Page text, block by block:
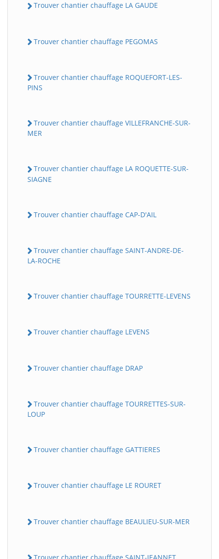
Trouver chantier chauffage LA GAUDE
Trouver chantier chauffage PEGOMAS
Trouver chantier chauffage ROQUEFORT-LES-
PINS
Trouver chantier chauffage VILLEFRANCHE-SUR-
MER
Trouver chantier chauffage LA ROQUETTE-SUR-
SIAGNE
Trouver chantier chauffage CAP-D'AIL
Trouver chantier chauffage SAINT-ANDRE-DE-
LA-ROCHE
Trouver chantier chauffage TOURRETTE-LEVENS
Trouver chantier chauffage LEVENS
Trouver chantier chauffage DRAP
Trouver chantier chauffage TOURRETTES-SUR-
LOUP
Trouver chantier chauffage GATTIERES
Trouver chantier chauffage LE ROURET
Trouver chantier chauffage BEAULIEU-SUR-MER